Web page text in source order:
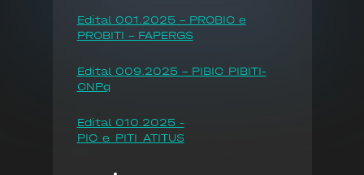
Edital 001.2025 - PROBIC e
PROBITI - FAPERGS
Edital 009.2025 - PIBIC_PIBITI-
CNPq
Edital 010.2025 -
PIC_e_PITI_ATITUS